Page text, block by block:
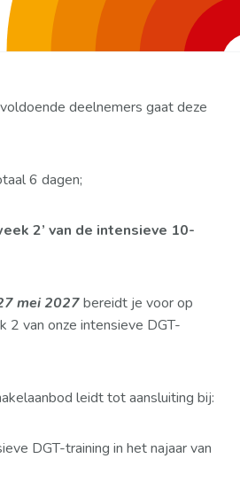
deelnemers gaat deze
6 dagen;
2’ van de intensieve 10-
mei 2027bereidt je voor op
2 van onze intensieve DGT-
leidt tot aansluiting bij:
DGT-training in het najaar van